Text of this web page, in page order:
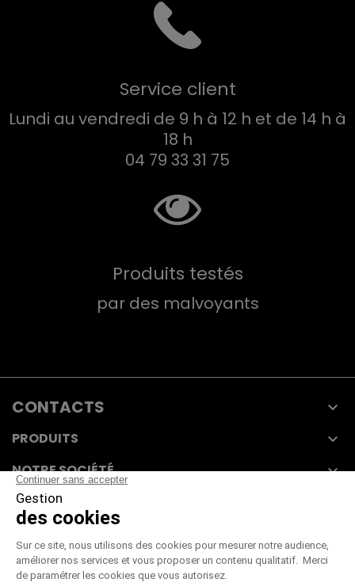
Service client
Lundi au vendredi de 9 h à 12 h et de 14 h à
18 h
04 79 33 31 75
Produits testés
par des malvoyants
CONTACTS 
PRODUITS 
NOTRE SOCIÉTÉ 
VOTRE COMPTE
CGV|CGU |Mentions légales